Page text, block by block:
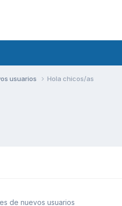
usuarios Hola chicos/as
de nuevos usuarios